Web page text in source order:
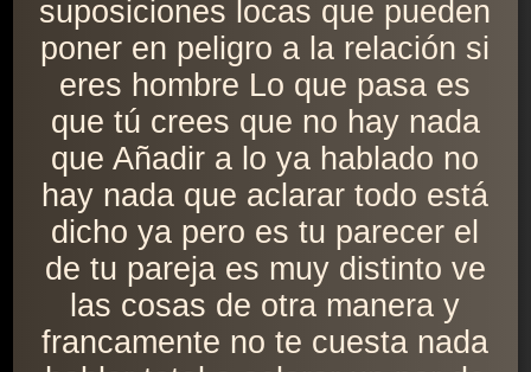
suposiciones locas que pueden
poner en peligro a la relación si
eres hombre Lo que pasa es
que tú crees que no hay nada
que Añadir a lo ya hablado no
hay nada que aclarar todo está
dicho ya pero es tu parecer el
de tu pareja es muy distinto ve
las cosas de otra manera y
francamente no te cuesta nada